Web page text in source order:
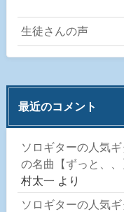
生徒さんの声
最近のコメント
ソロギターの人気
の名曲【ずっと、
村太一 より
ソロギターの人気